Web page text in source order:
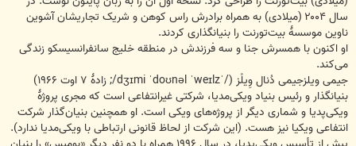
سال ۲۰۰۴ (میلادی) به همراه برادرش راس کوهن و شریک تجاریشان آشوین
ناوین موسسهٔ بیت‌تورنت را بنیانگذاری کردند.
او اکنون با همسرش جنا و سه فرزندش در منطقه خلیج سانفرانسیسکو زندگی
می‌کند.
جیمی ویلزجیمی دُنال وِیلْز (/ˈdʒɪmi ˈdoʊnəl ˈweɪlz/; زادهٔ ۷ اوت ۱۹۶۶)
بنیانگذار و رئیس بنیاد ویکی‌مدیا، شرکتی غیرانتفاعی است که مجری پروژهٔ
ویکی‌پدیا و شماری دیگر از پروژه‌های ویکی است. او همچنین بنیان‌گذار شرکت
انتفاعی ویکیا نیز هست. (این شرکت از لحاظ قانونی ارتباطی با ویکی‌مدیا ندارد).